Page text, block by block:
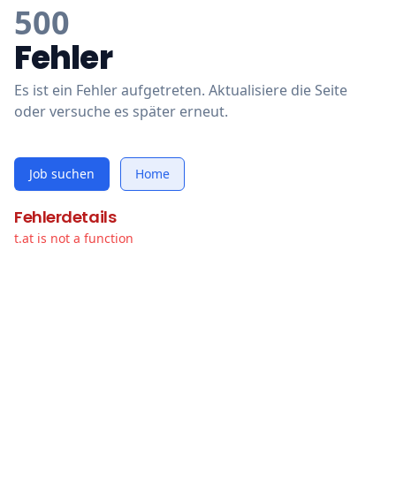
500
Fehler
Es ist ein Fehler aufgetreten. Aktualisiere die Seite
oder versuche es später erneut.
Job suchen Home
Fehlerdetails
t.at is not a function